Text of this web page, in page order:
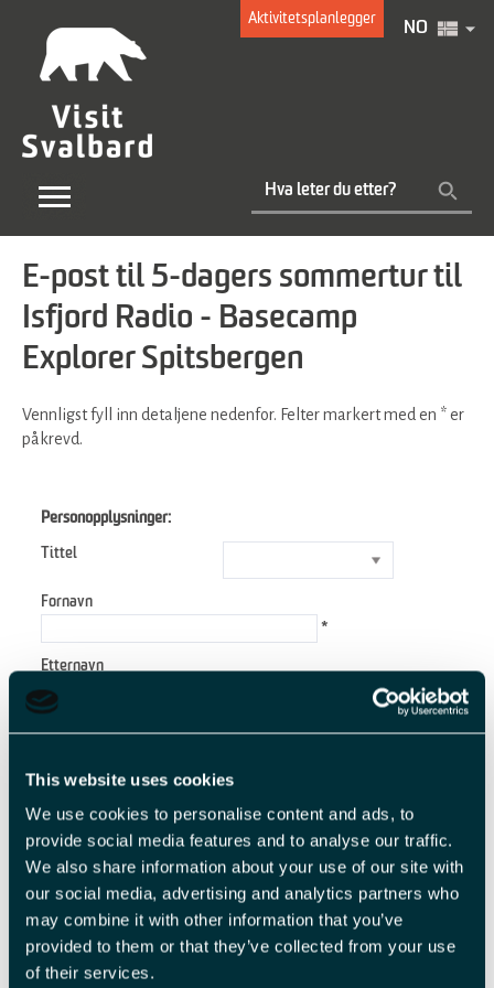
This website uses cookies
We use cookies to personalise content and ads, to
provide social media features and to analyse our traffic.
We also share information about your use of our site with
our social media, advertising and analytics partners who
may combine it with other information that you’ve
provided to them or that they’ve collected from your use
of their services.
Aktivitetsplanlegger
NO
E-post til 5-dagers sommertur til
Isfjord Radio - Basecamp
Explorer Spitsbergen
Vennligst fyll inn detaljene nedenfor. Felter markert med en * er
påkrevd.
Personopplysninger:
Tittel
Fornavn
*
Etternavn
E-postadresse
*